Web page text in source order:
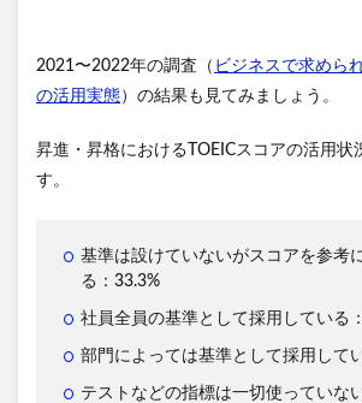
2021〜2022年の調査（ ビジネスで求めら
の活用実態）の結果も見てみましょう。
昇進・昇格におけるTOEICスコアの活用状
す。
基準は設けていないがスコアを参考
る：33.3%
社員全員の基準として採用している
部門によっては基準として採用して
テストなどの指標は一切使っていな